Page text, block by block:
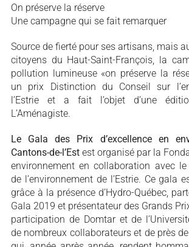
On préserve la réserve
Une campagne qui se fait remarquer
Source de fierté pour ses artisans, mais
citoyens du Haut-Saint-François, la
pollution lumineuse «on préserve la
un prix Distinction du Conseil sur
l’Estrie et a fait l’objet d’une
L’Aménagiste.
Le Gala des Prix d’excellence en
Cantons-de-l’Estest organisé par la
environnement en collaboration avec le
de l’environnement de l’Estrie. Ce gala
grâce à la présence d’Hydro-Québec,
Gala 2019 et présentateur des Grands
participation de Domtar et de
de nombreux collaborateurs et de près